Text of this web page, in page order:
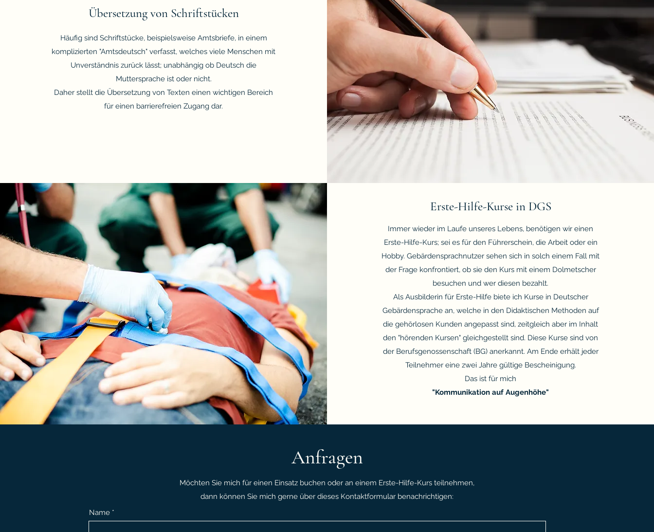
Übersetzung von Schriftstücken
Häufig sind Schriftstücke, beispielsweise Amtsbriefe, in einem
komplizierten "Amtsdeutsch" verfasst, welches viele Menschen mit
Unverständnis zurück lässt; unabhängig ob Deutsch die
Muttersprache ist oder nicht.
Daher stellt die Übersetzung von Texten einen wichtigen Bereich
für einen barrierefreien Zugang dar.
Erste-Hilfe-Kurse in DGS
Immer wieder im Laufe unseres Lebens, benötigen wir einen
Erste-Hilfe-Kurs; sei es für den Führerschein, die Arbeit oder ein
Hobby. Gebärdensprachnutzer sehen sich in solch einem Fall mit
der Frage konfrontiert, ob sie den Kurs mit einem Dolmetscher
besuchen und wer diesen bezahlt.
Als Ausbilderin für Erste-Hilfe biete ich Kurse in Deutscher
Gebärdensprache an, welche in den Didaktischen Methoden auf
die gehörlosen Kunden angepasst sind, zeitgleich aber im Inhalt
den "hörenden Kursen" gleichgestellt sind. Diese Kurse sind von
der Berufsgenossenschaft (BG) anerkannt. Am Ende erhält jeder
Teilnehmer eine zwei Jahre gültige Bescheinigung.
Das ist für mich
"Kommunikation auf Augenhöhe"
Anfragen
Möchten Sie mich für einen Einsatz buchen oder an einem Erste-Hilfe-Kurs teilnehmen,
dann können Sie mich gerne über dieses Kontaktformular benachrichtigen:
Name